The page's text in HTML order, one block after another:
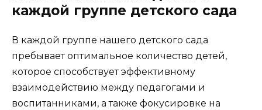
каждой группе детского сада
В каждой группе нашего детского сада
пребывает оптимальное количество детей,
которое способствует эффективному
взаимодействию между педагогами и
воспитанниками, а также фокусировке на